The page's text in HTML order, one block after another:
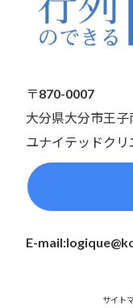
〒870-0007
大分県大分市王
ユナイテッドク
E-
サイト